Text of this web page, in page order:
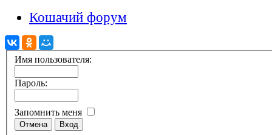
Кошачий форум
Имя пользователя:
Пароль:
Запомнить меня